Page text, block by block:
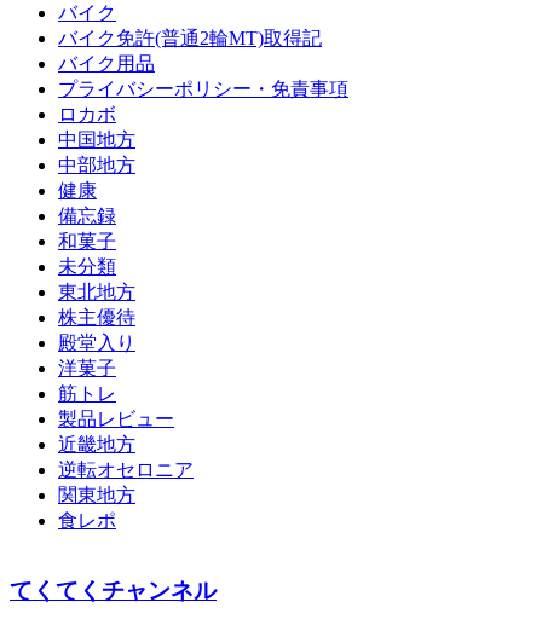
バイク
バイク免許(普通2輪MT)取得記
バイク用品
プライバシーポリシー・免責事項
ロカボ
中国地方
中部地方
健康
備忘録
和菓子
未分類
東北地方
株主優待
殿堂入り
洋菓子
筋トレ
製品レビュー
近畿地方
逆転オセロニア
関東地方
食レポ
てくてくチャンネル